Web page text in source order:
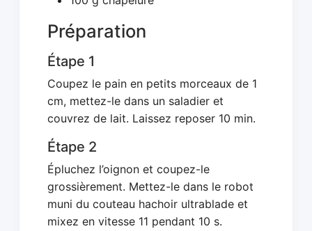
Préparation
Étape 1
Coupez le pain en petits morceaux de 1
cm, mettez-le dans un saladier et
couvrez de lait. Laissez reposer 10 min.
Étape 2
Épluchez l’oignon et coupez-le
grossièrement. Mettez-le dans le robot
muni du couteau hachoir ultrablade et
mixez en vitesse 11 pendant 10 s.